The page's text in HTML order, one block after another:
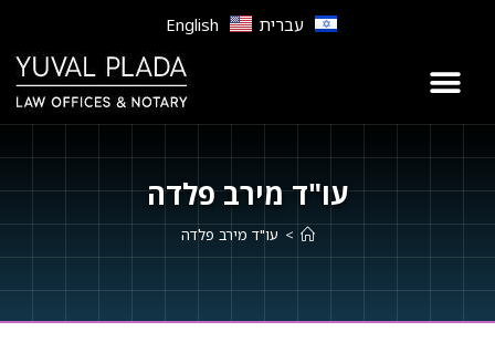
עברית English
עו"ד מירב פלדה
> עו"ד מירב פלדה